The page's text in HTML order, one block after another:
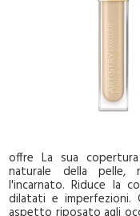
offre La sua
naturale della pelle,
l'incarnato. Riduce la
dilatati e imperfezioni.